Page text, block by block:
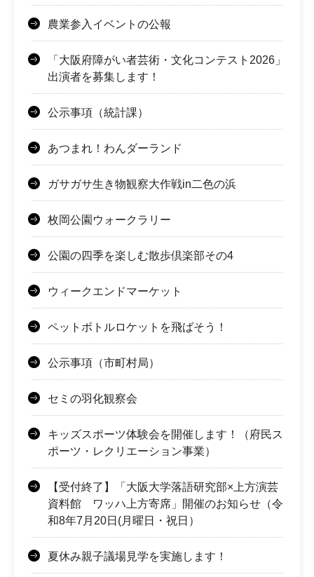
農業参入イベントの公報
「大阪府障がい者芸術・文化コンテスト2026」
出演者を募集します！
公示事項（統計課）
あつまれ！わんダーランド
ガサガサ生き物観察大作戦in二色の浜
枚岡公園ウォークラリー
公園の四季を楽しむ散歩倶楽部その4
ウィークエンドマーケット
ペットボトルロケットを飛ばそう！
公示事項（市町村局）
セミの羽化観察会
キッズスポーツ体験会を開催します！（府民ス
ポーツ・レクリエーション事業）
【受付終了】「大阪大学落語研究部×上方演芸
資料館 ワッハ上方寄席」開催のお知らせ（令
和8年7月20日(月曜日・祝日）
夏休み親子議場見学を実施します！